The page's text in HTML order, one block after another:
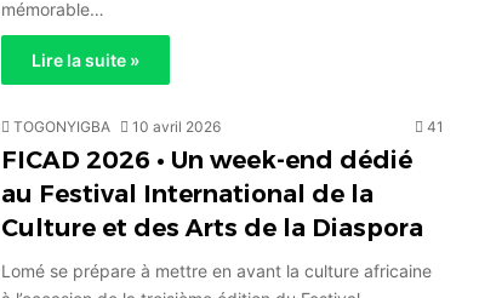
mémorable…
Lire la suite »
TOGONYIGBA 10 avril 2026 41
FICAD 2026 • Un week-end dédié
au Festival International de la
Culture et des Arts de la Diaspora
Lomé se prépare à mettre en avant la culture africaine